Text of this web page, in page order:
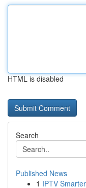
HTML is disabled
Search
Published News
1 IPTV